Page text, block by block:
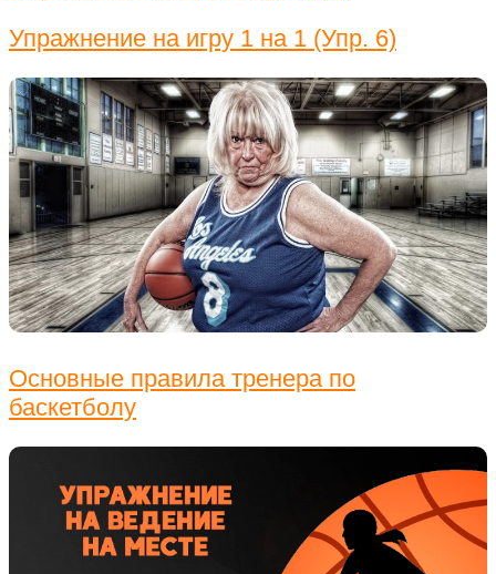
Упражнение на игру 1 на 1 (Упр. 6)
Основные правила тренера по
баскетболу